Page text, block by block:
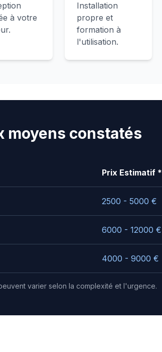
à votre
Installation
propre et
formation à
l'utilisation.
moyens constatés
Prix Estimatif *
2500 - 5000 €
6000 - 12000 €
4000 - 9000 €
varier selon la complexité et l'urgence.